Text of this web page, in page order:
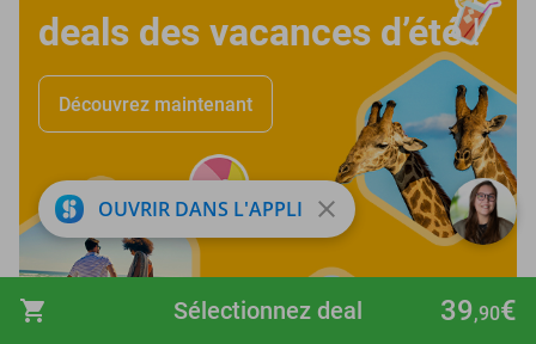
shopping_cart 39,90€
Sélectionnez deal
deals des vacances d’été!
Découvrez maintenant
OUVRIR DANS L'APPLI close